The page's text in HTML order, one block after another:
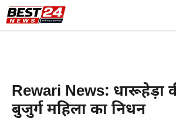
Skip
to
Rewari News: धारूहेड़ा
बुजुर्ग महिला का निधन